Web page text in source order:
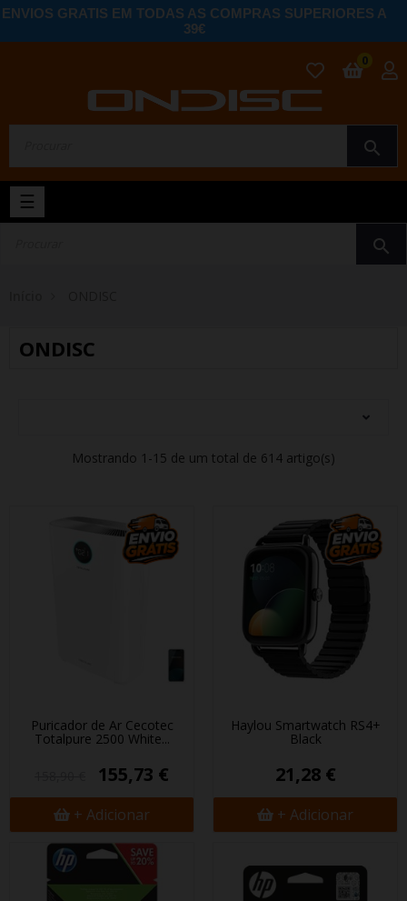
ENVIOS GRATIS EM TODAS AS COMPRAS SUPERIORES A
39€
search
0
Toggle
navigation
☰
search
ONDISC
Mostrando 1-15 de um total de 614 artigo(s)
Purificador de Ar Cecotec
Totalpure 2500 White...
155,73 €
+ Adicionar
Haylou Smartwatch RS4+
Black
21,28 €
+ Adicionar